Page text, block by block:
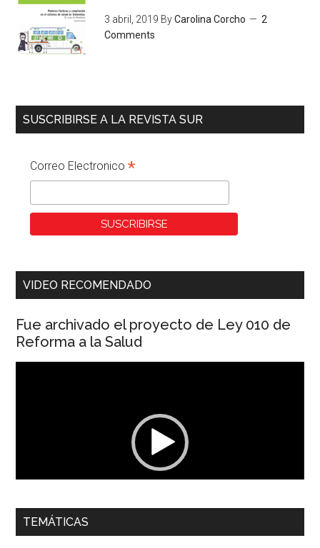
3 abril, 2019 ByCarolina Corcho
2
Comments
SUSCRIBIRSE A LA REVISTA SUR
Correo Electronico*
VIDEO RECOMENDADO
Fue archivado el proyecto de Ley 010 de
Reforma a la Salud
00:00 01:04
Dra. Carolina Corcho Mejía,Presidenta Corporación
TEMÁTICAS